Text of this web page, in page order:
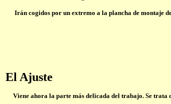
Irán cogidos por un extremo a la plancha de montaje
El Ajuste
Viene ahora la parte más delicada del trabajo. Se trata